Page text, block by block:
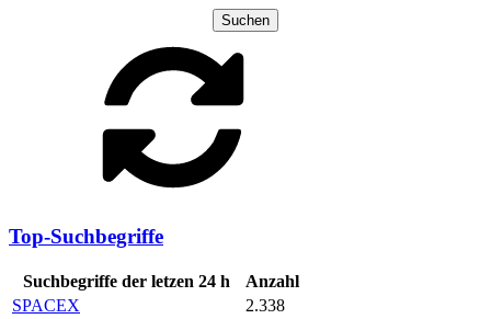
Suchen
Top-Suchbegriffe
Suchbegriffe der letzen 24 h
Anzahl
SPACEX
2.338